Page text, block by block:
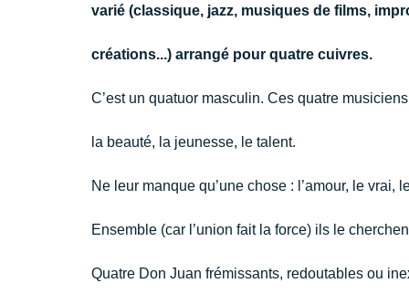
varié (classique, jazz, musiques de films,
créations...) arrangé pour quatre cuivres.
C’est un quatuor masculin. Ces quatre
la beauté, la jeunesse, le talent.
Ne leur manque qu’une chose : l’amour, le vrai,
Ensemble (car l’union fait la force) ils le
Quatre Don Juan frémissants, redoutables ou